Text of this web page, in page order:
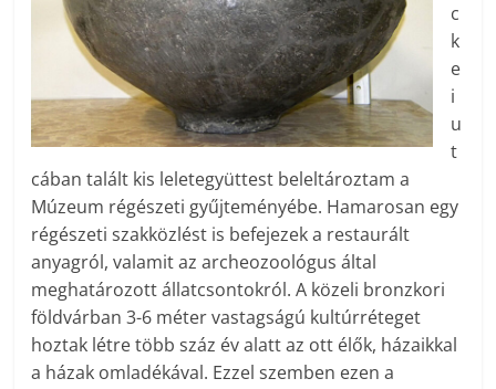
c
k
e
i
u
t
cában talált kis lelet­együt­test beleltároztam a
Múzeum régészeti gyűjteményébe. Hamarosan egy
régészeti szakközlést is befejezek a restaurált
anyagról, valamit az archeozoológus által
meghatározott állatcsontokról. A közeli bronzkori
földvárban 3-6 méter vastagságú kultúrréteget
hoztak létre több száz év alatt az ott élők, házaikkal
a házak omladékával. Ezzel szemben ezen a